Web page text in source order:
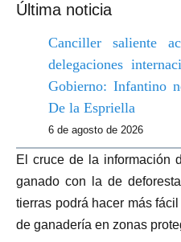
Última noticia
Canciller saliente
delegaciones
Gobierno: Infantino
De la Espriella
6 de agosto de 2026
El cruce de la información
ganado con la de
tierras podrá hacer más
de ganadería en zonas